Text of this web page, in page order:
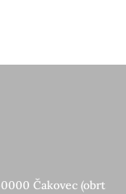
Čakovec (obrt